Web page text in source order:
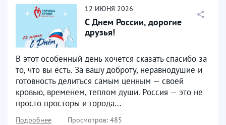
12 ИЮНЯ 2026
С Днем России, дорогие
друзья!
В этот особенный день хочется сказать спасибо за
то, что вы есть. За вашу доброту, неравнодушие и
готовность делиться самым ценным — своей
кровью, временем, теплом души. Россия — это не
просто просторы и города...
Подробнее Просмотров: 485